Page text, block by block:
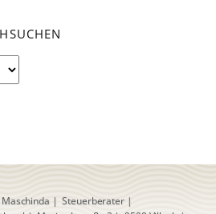
|Steuerberater|